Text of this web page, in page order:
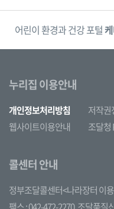
어린이 환경과 건강 포털
누리집 이용안내
개인정보처리방침 저작권
웹사이트이용안내
조달청
콜센터 안내
정부조달콜센터<나라장터 이